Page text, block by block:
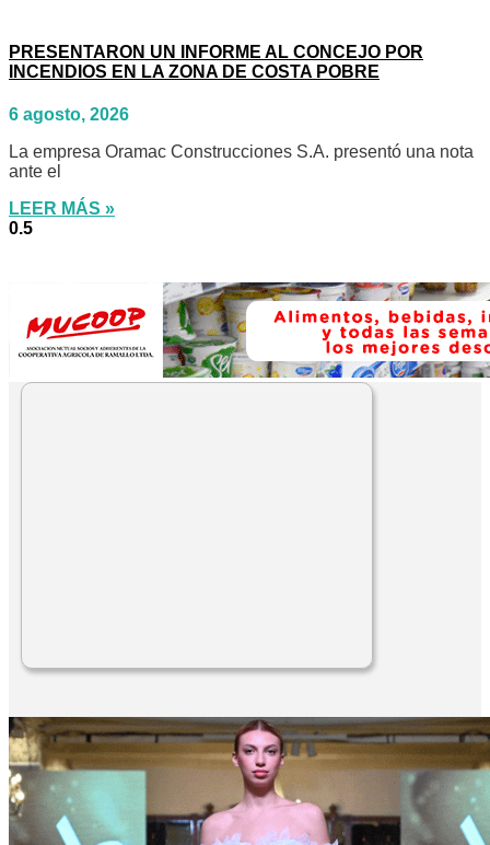
PRESENTARON UN INFORME AL CONCEJO POR
INCENDIOS EN LA ZONA DE COSTA POBRE
6 agosto, 2026
La empresa Oramac Construcciones S.A. presentó una nota
ante el
LEER MÁS »